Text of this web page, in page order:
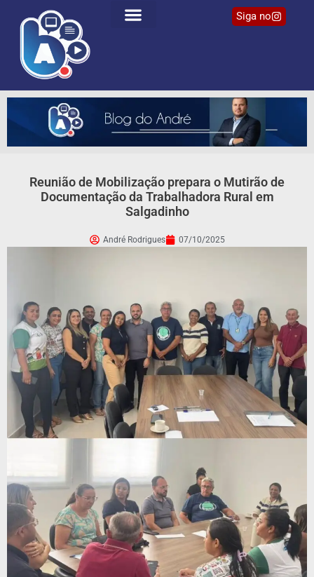
Siga no
Reunião de Mobilização prepara o Mutirão de
Documentação da Trabalhadora Rural em
Salgadinho
André Rodrigues 07/10/2025